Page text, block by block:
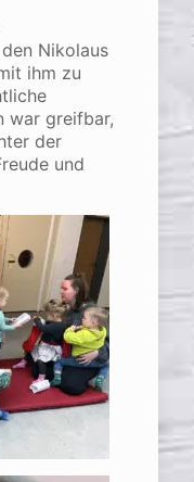
Nikolaus
ihm zu
war greifbar,
der
und